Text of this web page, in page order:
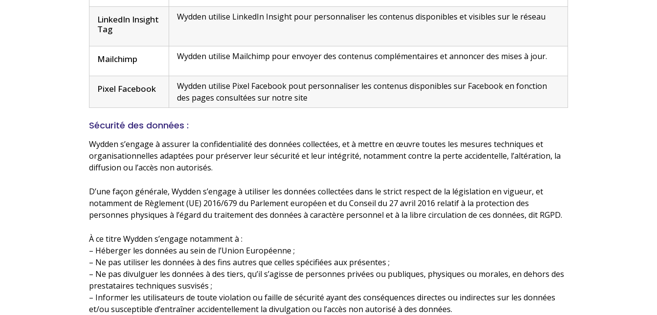
LinkedIn Insight
Tag
Wydden utilise LinkedIn Insight pour personnaliser les contenus disponibles et visibles sur le réseau
Mailchimp Wydden utilise Mailchimp pour envoyer des contenus complémentaires et annoncer des mises à jour.
Pixel Facebook
Wydden utilise Pixel Facebook pout personnaliser les contenus disponibles sur Facebook en fonction
des pages consultées sur notre site
Sécurité des données :
Wydden s’engage à assurer la confidentialité des données collectées, et à mettre en œuvre toutes les mesures techniques et
organisationnelles adaptées pour préserver leur sécurité et leur intégrité, notamment contre la perte accidentelle, l’altération, la
diffusion ou l’accès non autorisés.
D’une façon générale, Wydden s’engage à utiliser les données collectées dans le strict respect de la législation en vigueur, et
notamment de Règlement (UE) 2016/679 du Parlement européen et du Conseil du 27 avril 2016 relatif à la protection des
personnes physiques à l’égard du traitement des données à caractère personnel et à la libre circulation de ces données, dit RGPD.
À ce titre Wydden s’engage notamment à :
– Héberger les données au sein de l’Union Européenne ;
– Ne pas utiliser les données à des fins autres que celles spécifiées aux présentes ;
– Ne pas divulguer les données à des tiers, qu’il s’agisse de personnes privées ou publiques, physiques ou morales, en dehors des
prestataires techniques susvisés ;
– Informer les utilisateurs de toute violation ou faille de sécurité ayant des conséquences directes ou indirectes sur les données
et/ou susceptible d’entraîner accidentellement la divulgation ou l’accès non autorisé à des données.